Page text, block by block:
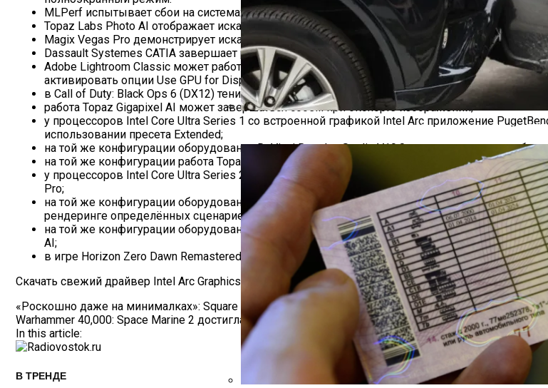
Автоюрист Объяснил, Когда Можно Уладить Спор После
MLPerf испытывает сбои на системах с несколькими GPU (рекомендуется отключить
Topaz Labs Photo AI отображает искажения при некоторых операциях;
Magix Vegas Pro демонстрирует искажения при использовании функции переноса стиля;
Dassault Systemes CATIA завершает работу при использовании опции HQAO;
Adobe Lightroom Classic может работать медленнее ожидаемого. Рекомендуется изменить
активировать опции Use GPU for Display, Use GPU for Image Processing и Use GPU for Export;
в Call of Duty: Black Ops 6 (DX12) тени отображаются темнее, чем нужно;
работа Topaz Gigapixel AI может завершаться сбоем при экспорте изображений;
у процессоров Intel Core Ultra Series 1 со встроенной графикой Intel Arc приложение
использовании пресета Extended;
на той же конфигурации оборудования DaVinci Resolve Studio V19.0 может завершать работу
на той же конфигурации работа Topaz Video AI может завершаться сбоем при экспорте
у процессоров Intel Core Ultra Series 2 со встроенной графикой Intel Arc могут
Pro;
на той же конфигурации оборудования могут наблюдаться ошибки при использовании
рендеринге определённых сценариев OpenVino и AI/ML;
на той же конфигурации оборудования могут наблюдаться искажения при экспорте видео
AI;
в игре Horizon Zero Dawn Remastered (DX12) могут наблюдаться сбои приложения при
Скачать свежий драйвер Intel Arc Graphics 32.0.101.6458/6257 WHQL можно с официального сайта
Навигация
По
«Роскошно даже на минималках»: Square Enix показала сравнение настроек графики ПК-версии
Warhammer 40,000: Space Marine 2 достигла новой вершины продаж, а Games Workshop уже
In this article:
В ТРЕНДЕ